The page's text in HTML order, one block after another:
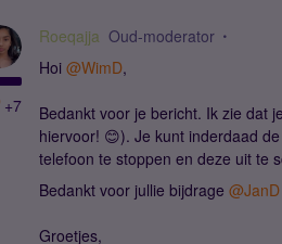
+7
Roeqajja Oud-moderator
Hoi @WimD,
Bedankt voor je bericht. Ik zie dat
hiervoor! 😊). Je kunt inderdaad
telefoon te stoppen en deze uit te
Bedankt voor jullie bijdrage @JanD
Groetjes,